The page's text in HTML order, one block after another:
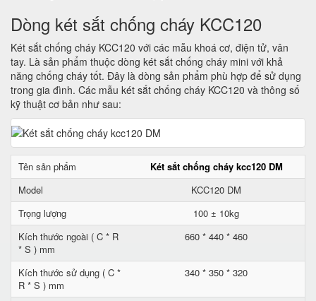
Dòng két sắt chống cháy KCC120
Két sắt chống cháy KCC120 với các mẫu khoá cơ, điện tử, vân
tay. Là sản phẩm thuộc dòng két sắt chống cháy mini với khả
năng chống cháy tốt. Đây là dòng sản phẩm phù hợp để sử dụng
trong gia đình. Các mẫu két sắt chống cháy KCC120 và thông số
kỹ thuật cơ bản như sau:
Tên sản phẩm
Két sắt chống cháy kcc120 DM
Model
KCC120 DM
Trọng lượng
100 ± 10kg
Kích thước ngoài ( C * R
* S ) mm
660 * 440 * 460
Kích thước sử dụng ( C *
R * S ) mm
340 * 350 * 320